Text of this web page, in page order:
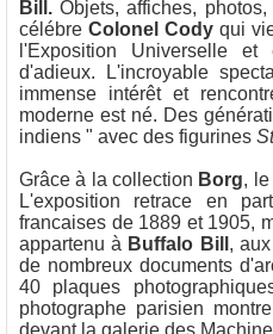
Bill. Objets, affiches,
célébre Colonel Codyqui
l'Exposition Universelle
d'adieux. L'incroyable
immense intérêt et
moderne est né. Des
indiens " avec des figurines
Grâce à la collection Borg, le
L'exposition retrace en
francaises de 1889 et 1905,
appartenu à Buffalo Bill ,
de nombreux documents
40 plaques
photographe parisien
devant la galerie des